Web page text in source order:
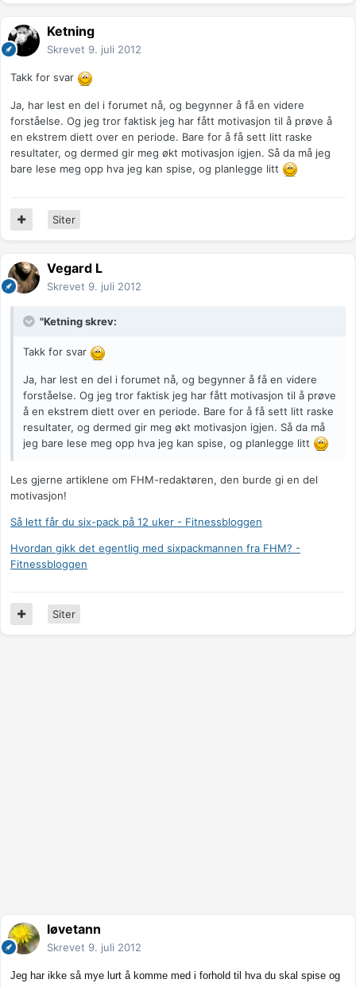
Ketning
Skrevet 9. juli 2012
Takk for svar
Ja, har lest en del i forumet nå, og begynner å få en videre
forståelse. Og jeg tror faktisk jeg har fått motivasjon til å prøve å
en ekstrem diett over en periode. Bare for å få sett litt raske
resultater, og dermed gir meg økt motivasjon igjen. Så da må jeg
bare lese meg opp hva jeg kan spise, og planlegge litt
Siter
Vegard L
Skrevet 9. juli 2012
"Ketning skrev:
Takk for svar
Ja, har lest en del i forumet nå, og begynner å få en videre
forståelse. Og jeg tror faktisk jeg har fått motivasjon til å prøve
å en ekstrem diett over en periode. Bare for å få sett litt raske
resultater, og dermed gir meg økt motivasjon igjen. Så da må
jeg bare lese meg opp hva jeg kan spise, og planlegge litt
Les gjerne artiklene om FHM-redaktøren, den burde gi en del
motivasjon!
Så lett får du six-pack på 12 uker - Fitnessbloggen
Hvordan gikk det egentlig med sixpackmannen fra FHM? -
Fitnessbloggen
Siter
løvetann
Skrevet 9. juli 2012
Jeg har ikke så mye lurt å komme med i forhold til hva du skal spise og